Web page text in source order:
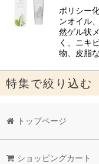
ポリシー
ンオイル
然ゲル状
く、ニキ
物、皮脂
特集で絞り込む
12cosme(NMN配合化粧
洗顔、クレンジング、
トップページ
ショッピングカート